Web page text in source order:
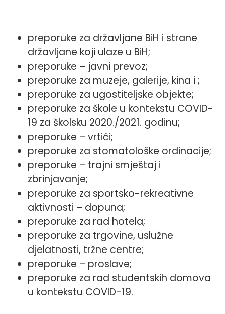
preporuke za državljane BiH i strane
državljane koji ulaze u BiH;
preporuke – javni prevoz;
preporuke za muzeje, galerije, kina i ;
preporuke za ugostiteljske objekte;
preporuke za škole u kontekstu COVID-
19 za školsku 2020./2021. godinu;
preporuke – vrtići;
preporuke za stomatološke ordinacije;
preporuke – trajni smještaj i
zbrinjavanje;
preporuke za sportsko-rekreativne
aktivnosti – dopuna;
preporuke za rad hotela;
preporuke za trgovine, uslužne
djelatnosti, tržne centre;
preporuke – proslave;
preporuke za rad studentskih domova
u kontekstu COVID-19.